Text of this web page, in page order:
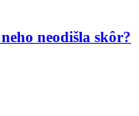
neodišla skôr?